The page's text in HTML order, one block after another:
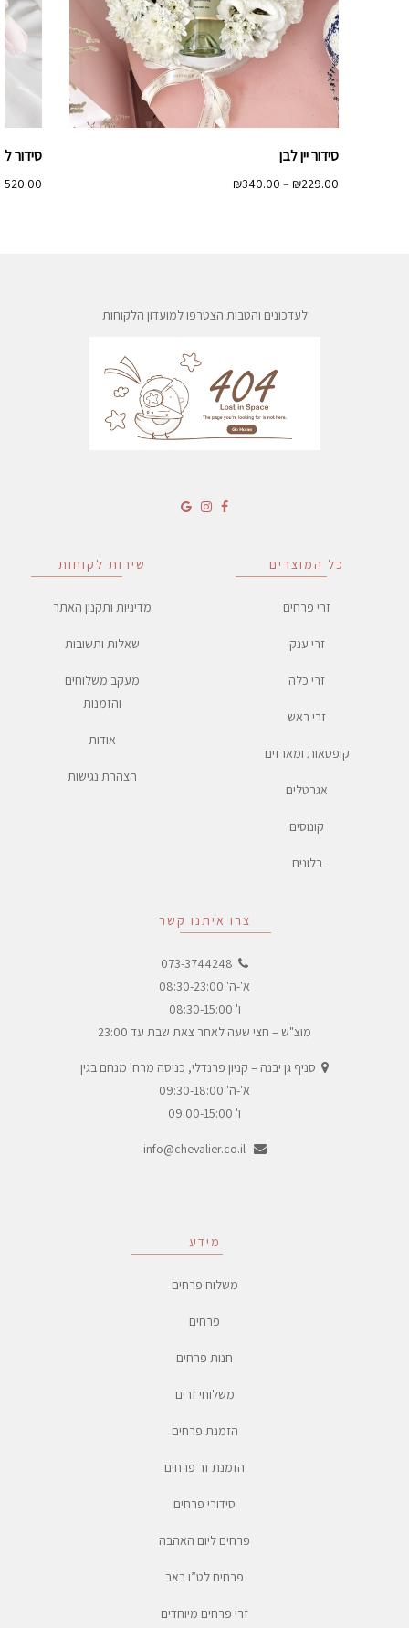
סידור יין לבן
₪229.00
–
₪340.00 טווח
סידור
520.00
מידע
משלוח פרחים
פרחים
חנות פרחים
משלוחי זרים
הזמנת פרחים
הזמנת זר פרחים
סידורי פרחים
פרחים ליום האהבה
פרחים לט”ו באב
זרי פרחים מיוחדים
צרו איתנו קשר
073-3744248
א'-ה' 08:30-23:00
ו' 08:30-15:00
מוצ"ש – חצי שעה לאחר צאת שבת עד 23:00
סניף גן יבנה – קניון פרנדלי, כניסה מרח' מנחם בגין
א'-ה' 09:30-18:00
ו' 09:00-15:00
info@chevalier.co.il
כל המוצרים
זרי פרחים
זרי ענק
זרי כלה
זרי ראש
קופסאות ומארזים
אגרטלים
קונוסים
בלונים
שירות לקוחות
מדיניות ותקנון האתר
שאלות ותשובות
מעקב משלוחים
והזמנות
אודות
הצהרת נגישות
לעדכונים והטבות הצטרפו למועדון הלקוחות